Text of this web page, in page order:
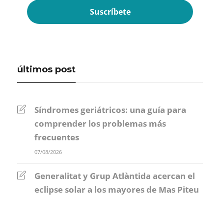
últimos post
Síndromes geriátricos: una guía para
comprender los problemas más
frecuentes
07/08/2026
Generalitat y Grup Atlàntida acercan el
eclipse solar a los mayores de Mas Piteu